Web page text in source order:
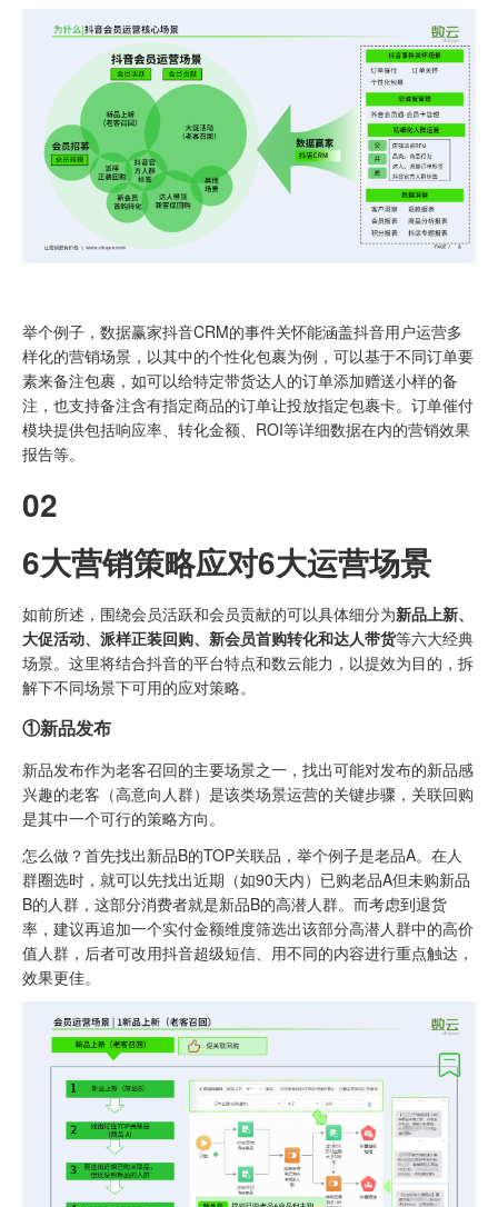
举个例子，数据赢家抖音CRM的事件关怀能涵盖抖音用户运营多
样化的营销场景，以其中的个性化包裹为例，可以基于不同订单要
素来备注包裹，如可以给特定带货达人的订单添加赠送小样的备
注，也支持备注含有指定商品的订单让投放指定包裹卡。订单催付
模块提供包括响应率、转化金额、ROI等详细数据在内的营销效果
报告等。
02
6大营销策略应对6大运营场景
如前所述，围绕会员活跃和会员贡献的可以具体细分为新品上新、
大促活动、派样正装回购、新会员首购转化和达人带货等六大经典
场景。这里将结合抖音的平台特点和数云能力，以提效为目的，拆
解下不同场景下可用的应对策略。
①新品发布
新品发布作为老客召回的主要场景之一，找出可能对发布的新品感
兴趣的老客（高意向人群）是该类场景运营的关键步骤，关联回购
是其中一个可行的策略方向。
怎么做？首先找出新品B的TOP关联品，举个例子是老品A。在人
群圈选时，就可以先找出近期（如90天内）已购老品A但未购新品
B的人群，这部分消费者就是新品B的高潜人群。而考虑到退货
率，建议再追加一个实付金额维度筛选出该部分高潜人群中的高价
值人群，后者可改用抖音超级短信、用不同的内容进行重点触达，
效果更佳。